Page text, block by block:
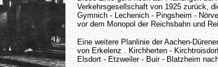
Verkehrsgesellschaft von 1925 zurück,
Gymnich - Lechenich - Pingsheim -
vor dem Monopol der Reichsbahn und
Eine weitere Planlinie der Aachen-
von Erkelenz . Kirchherten -
Elsdort - Etzweiler - Buir - Blatzheim